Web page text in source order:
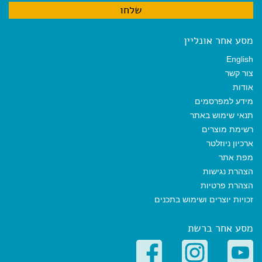
מסע אחר אונליין
English
צור קשר
אודות
מידע למפרסמים
תנאי שימוש באתר
רשימת מוצרים
ארכיון ניוזלטר
מפת אתר
הצהרת נגישות
הצהרת פרטיות
זכויות יוצרים ושימוש בתכנים
מסע אחר ברשת